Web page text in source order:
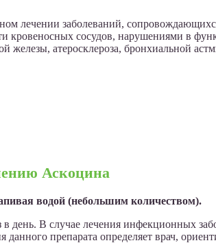
лечении заболеваний,
кровеносных сосудов, нарушениями в
атеросклероза, бронхиальной
Аскоцина
водой (небольшим количеством).
день. В случае лечения инфекционных
препарата определяет врач,